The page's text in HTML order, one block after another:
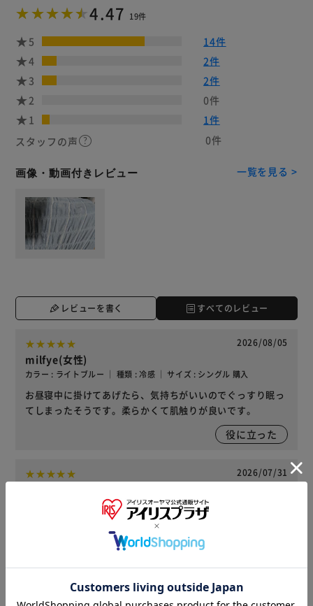
4.47 19件
5
14件
4
2件
3
2件
2
0件
1
1件
スタッフの声
0件
画像・動画付きレビュー 一覧を見る >
レビューを書く すべてのレビュー
2026/08/05
milfye(女性)
カラー : ライトブルー ｜ 種類 : 冷感 ｜ サイズ : シングル 購入
お昼寝中に掛けてあげたら、気持ちがいいのでぐっすり眠っ
てしまったそうです。柔らかくて肌触りが良いです。
役に立った
2026/07/31
カラー : ライトイエロー ｜ 種類 : 冷感 ｜ サイズ : シングル 購入
肌触りが良くて冷感もgoodです。
2026/07/28